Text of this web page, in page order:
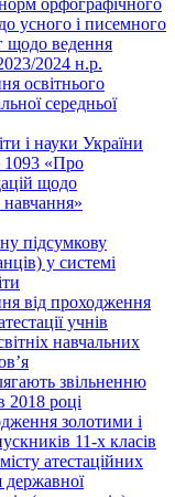
орфографічного
усного і писемного
щодо ведення
2024 н.р.
освітнього
середньої
і науки України
1093 «Про
щодо
навчання»
підсумкову
у системі
від проходження
учнів
навчальних
звільненню
році
золотими і
11-х класів
атестаційних
державної